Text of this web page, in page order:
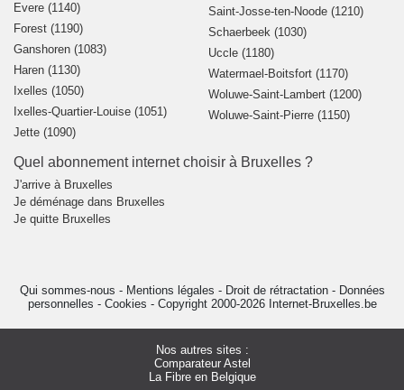
Evere (1140)
Forest (1190)
Ganshoren (1083)
Haren (1130)
Ixelles (1050)
Ixelles-Quartier-Louise (1051)
Jette (1090)
Saint-Josse-ten-Noode (1210)
Schaerbeek (1030)
Uccle (1180)
Watermael-Boitsfort (1170)
Woluwe-Saint-Lambert (1200)
Woluwe-Saint-Pierre (1150)
Quel abonnement internet choisir à Bruxelles ?
J'arrive à Bruxelles
Je déménage dans Bruxelles
Je quitte Bruxelles
Qui sommes-nous - Mentions légales - Droit de rétractation - Données
personnelles - Cookies - Copyright 2000-2026 Internet-Bruxelles.be
Nos autres sites :
Comparateur Astel
La Fibre en Belgique